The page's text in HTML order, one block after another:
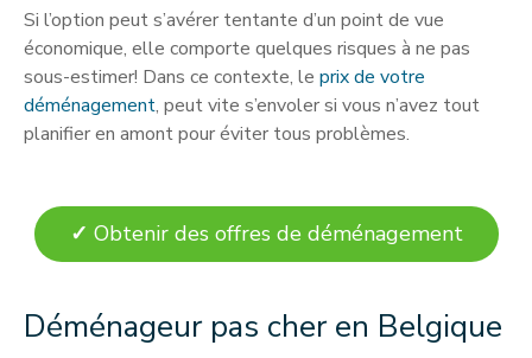
Si l’option peut s’avérer tentante d’un point de vue
économique, elle comporte quelques risques à ne pas
sous-estimer! Dans ce contexte, le prix de votre
déménagement, peut vite s’envoler si vous n’avez tout
planifier en amont pour éviter tous problèmes.
✓ Obtenir des offres de déménagement
Déménageur pas cher en Belgique